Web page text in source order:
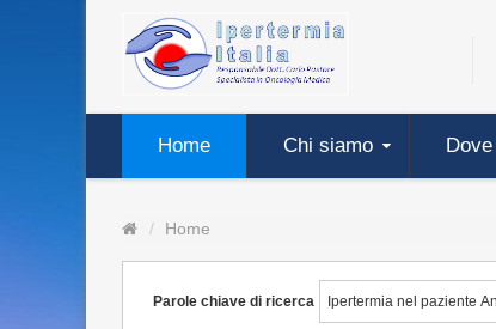
Home Chi siamo
Home
Parole chiave di ricerca